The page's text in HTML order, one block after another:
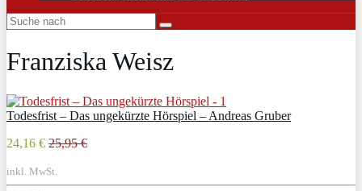
Franziska Weisz
Todesfrist – Das ungekürzte Hörspiel – Andreas Gruber
24,16 € 25,95 €
inkl. MwSt.